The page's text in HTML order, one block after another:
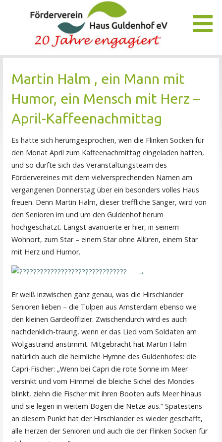
Unser Verein bietet Interessierten viele Möglichkeiten, das
Pflegezentrum Haus Guldenhof zu unterstützen und zu
fördern.
Martin Halm , ein Mann mit
Humor, ein Mensch mit Herz –
April-Kaffeenachmittag
Es hatte sich herumgesprochen, wen die Flinken Socken für
den Monat April zum Kaffeenachmittag eingeladen hatten,
und so durfte sich das Veranstaltungsteam des
Fördervereines mit dem vielversprechenden Namen am
vergangenen Donnerstag über ein besonders volles Haus
freuen. Denn Martin Halm, dieser treffliche Sänger, wird von
den Senioren im und um den Guldenhof herum
hochgeschätzt. Längst avancierte er hier, in seinem
Wohnort, zum Star – einem Star ohne Allüren, einem Star
mit Herz und Humor.
Er weiß inzwischen ganz genau, was die Hirschlander
Senioren lieben – die Tulpen aus Amsterdam ebenso wie
den kleinen Gardeoffizier. Zwischendurch wird es auch
nachdenklich-traurig, wenn er das Lied vom Soldaten am
Wolgastrand anstimmt. Mitgebracht hat Martin Halm
natürlich auch die heimliche Hymne des Guldenhofes: die
Capri-Fischer: „Wenn bei Capri die rote Sonne im Meer
versinkt und vom Himmel die bleiche Sichel des Mondes
blinkt, ziehn die Fischer mit ihren Booten aufs Meer hinaus
und sie legen in weitem Bogen die Netze aus.“ Spätestens
an diesem Punkt hat der Hirschlander es wieder geschafft,
alle Herzen der Senioren und auch die der Flinken Socken für